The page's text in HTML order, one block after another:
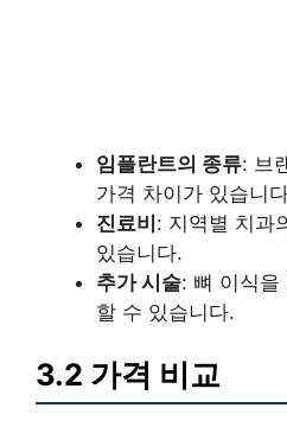
임플란트의 종류: 브
가격 차이가 있습니
진료비: 지역별 치과
있습니다.
추가 시술: 뼈 이식을
할 수 있습니다.
3.2 가격 비교